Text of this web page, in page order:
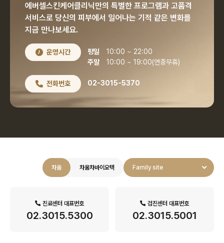
에버셀스킨케어클리닉만의 특별한 프로그램과 고품격
서비스로 당신의 피부에서 일어나는 기적 같은 변화를
지금 만나보세요.
운영시간 평일
10:00 ~ 22:00
주말
10:00 ~ 19:00(연중무휴)
전화번호 02-3015-5370
차움 차움차바이오텍 Family site
진료센터 대표번호
02.3015.5300
검진센터 대표번호
02.3015.5001